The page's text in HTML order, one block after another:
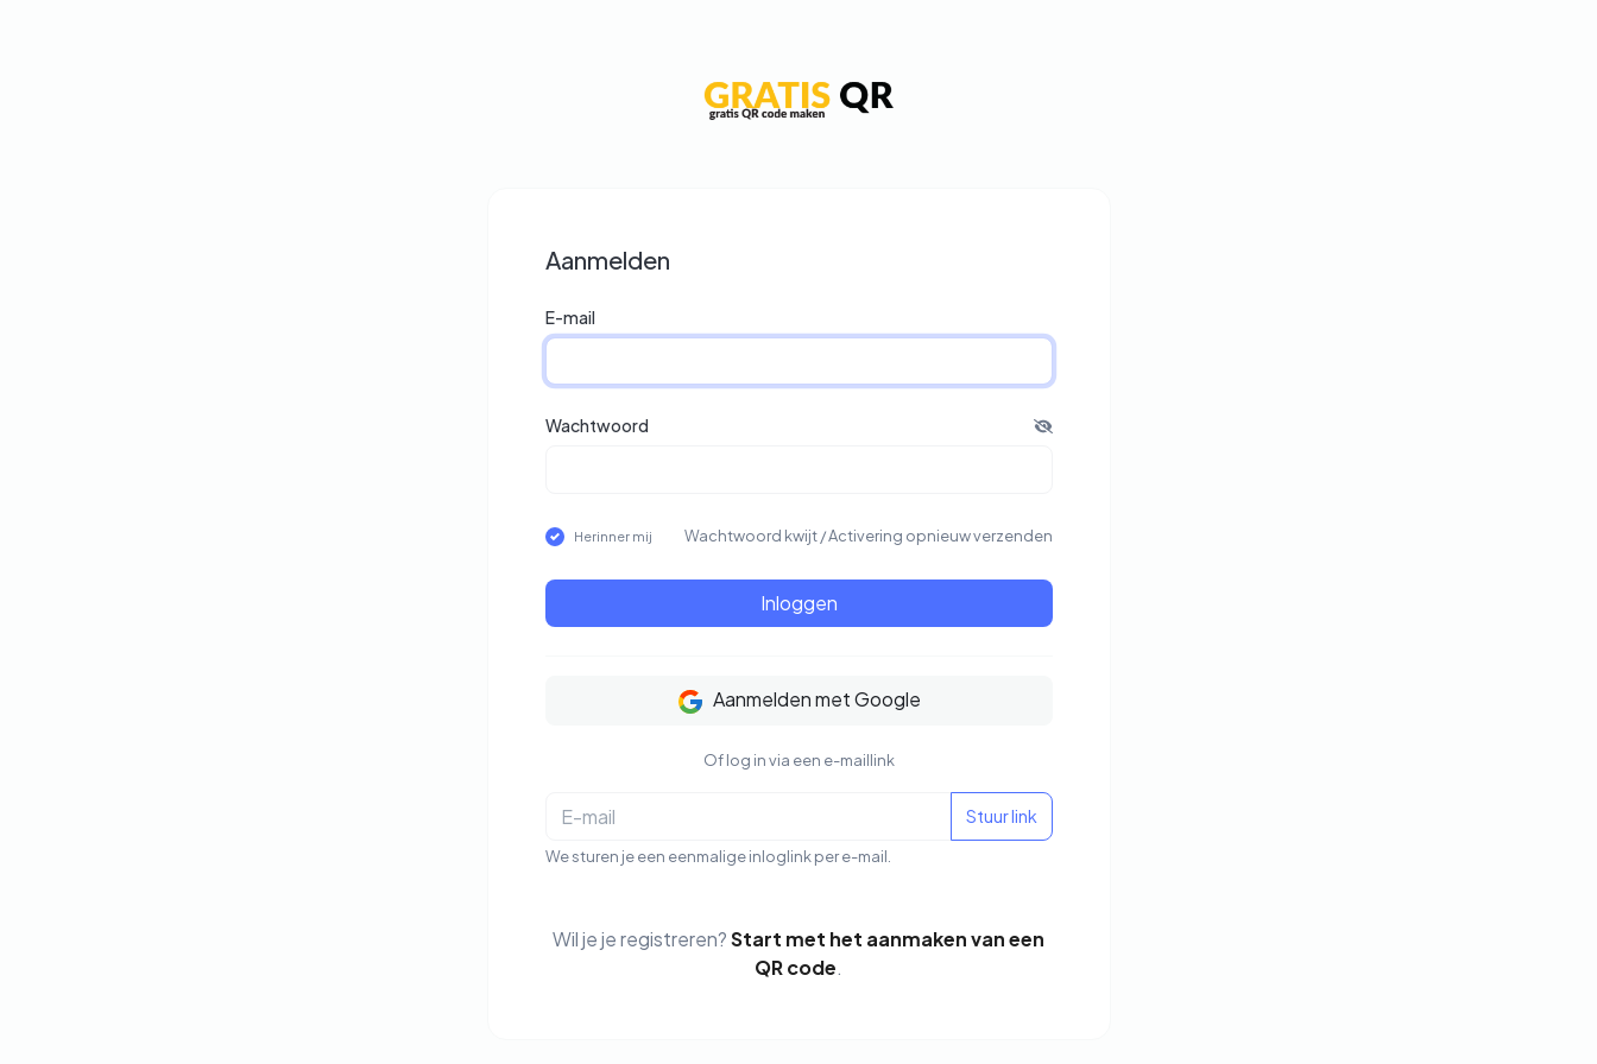
Aanmelden
E-mail
Wachtwoord
Herinner mij Wachtwoord kwijt/Activering opnieuw verzenden
Inloggen
Aanmelden met Google
Of log in via een e-maillink
Stuur link
We sturen je een eenmalige inloglink per e-mail.
Wil je je registreren?Start met het aanmaken van een
QR code.